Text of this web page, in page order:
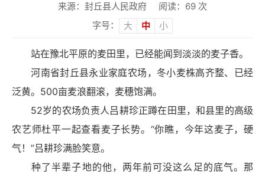
来源：封丘县人民政府
阅读： 69 次
字号：
大 中 小
站在豫北平原的麦田里，已经能闻到淡淡的麦子香。
河南省封丘县永业家庭农场，冬小麦株高齐整、已经
泛黄。500亩麦浪翻滚，麦穗饱满。
52岁的农场负责人吕耕珍正蹲在田里，和县里的高级
农艺师杜平一起查看麦子长势。“你瞧，今年这麦子，硬
气！”吕耕珍满脸笑意。
种了半辈子地的他，两年前可没这么足的底气。那